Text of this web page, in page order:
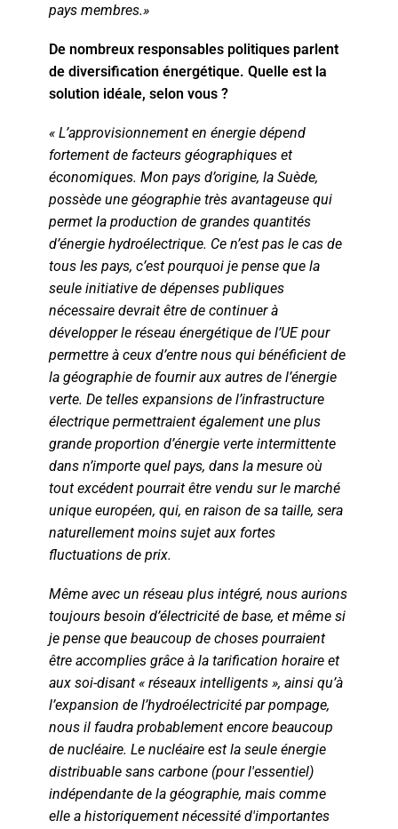
pays membres.»
De nombreux responsables politiques parlent
de diversification énergétique. Quelle est la
solution idéale, selon vous ?
« L’approvisionnement en énergie dépend
fortement de facteurs géographiques et
économiques. Mon pays d’origine, la Suède,
possède une géographie très avantageuse qui
permet la production de grandes quantités
d’énergie hydroélectrique. Ce n’est pas le cas de
tous les pays, c’est pourquoi je pense que la
seule initiative de dépenses publiques
nécessaire devrait être de continuer à
développer le réseau énergétique de l’UE pour
permettre à ceux d’entre nous qui bénéficient de
la géographie de fournir aux autres de l’énergie
verte. De telles expansions de l’infrastructure
électrique permettraient également une plus
grande proportion d’énergie verte intermittente
dans n’importe quel pays, dans la mesure où
tout excédent pourrait être vendu sur le marché
unique européen, qui, en raison de sa taille, sera
naturellement moins sujet aux fortes
fluctuations de prix.
Même avec un réseau plus intégré, nous aurions
toujours besoin d’électricité de base, et même si
je pense que beaucoup de choses pourraient
être accomplies grâce à la tarification horaire et
aux soi-disant « réseaux intelligents », ainsi qu’à
l’expansion de l’hydroélectricité par pompage,
nous il faudra probablement encore beaucoup
de nucléaire. Le nucléaire est la seule énergie
distribuable sans carbone (pour l'essentiel)
indépendante de la géographie, mais comme
elle a historiquement nécessité d'importantes